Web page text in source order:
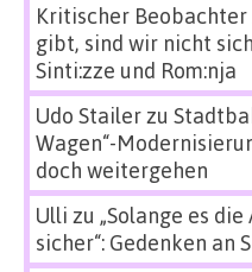
Kritischer Beobachter
gibt, sind wir nicht
Sinti:zze und Rom:nja
Udo Stailerzu
Wagen“-
doch weitergehen
Ulli zu „Solange es
sicher“: Gedenken an